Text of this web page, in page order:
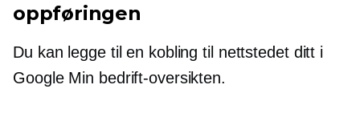
oppføringen
Du kan legge til en kobling til nettstedet ditt i
Google Min bedrift-oversikten.